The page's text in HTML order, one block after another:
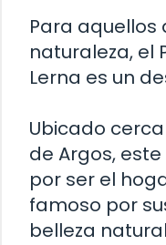
Para
naturaleza, el
Lerna es un
Ubicado
de Argos,
por ser el
famoso por
belleza